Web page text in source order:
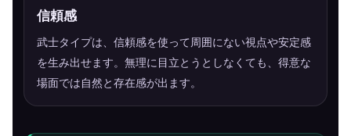
信頼感
武士タイプは、信頼感を使って周囲にない視点や安定感
を生み出せます。無理に目立とうとしなくても、得意な
場面では自然と存在感が出ます。